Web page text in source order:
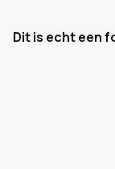
Dit is echt een